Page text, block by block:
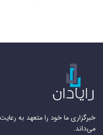
خبرگزاری ما خود را متعهد به
می‌داند.